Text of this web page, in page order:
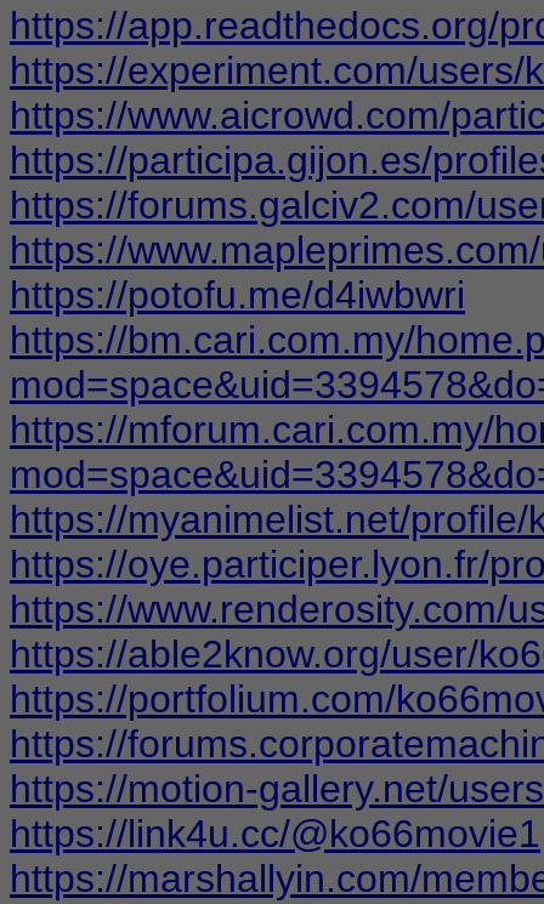
https://app.readthedocs.org/
https://experiment.com/users/
https://www.aicrowd.com/
https://participa.gijon.es/
https://forums.galciv2.com/
https://
https://potofu.me/d4iwbwri
https://bm.cari.com.my/
https://mforum.cari.com.my/
https://myanimelist.net/profile/
https://oye.participer.lyon.fr/
https://www.renderosity.com/
https://able2know.org/user/
https://portfolium.com/
https://
https://motion-gallery.net/
https://link4u.cc/@ko66movie1
https://marshallyin.com/